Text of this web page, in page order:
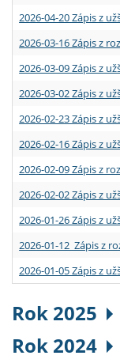
2026-04-20 Zápis z
2026-03-16 Zápis z
2026-03-09 Zápis z
2026-03-02 Zápis z
2026-02-23 Zápis z
2026-02-16 Zápis z
2026-02-09 Zápis z
2026-02-02 Zápis z
2026-01-26 Zápis z
2026-01-12 Zápis z
2026-01-05 Zápis z
Rok 2025
Rok 2024